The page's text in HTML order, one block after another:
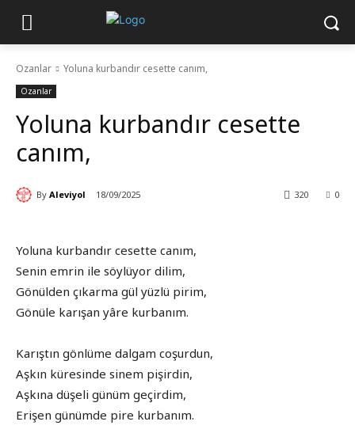
Ozanlar Yoluna kurbandır cesette canım,
Ozanlar
Yoluna kurbandır cesette
canım,
By Aleviyol 18/09/2025 0
320
Yoluna kurbandır cesette canım,
Senin emrin ile söylüyor dilim,
Gönülden çıkarma gül yüzlü pirim,
Gönüle karışan yâre kurbanım.
Karıştın gönlüme dalgam coşurdun,
Aşkın küresinde sinem pişirdin,
Aşkına düşeli günüm geçirdim,
Erişen günümde pire kurbanım.